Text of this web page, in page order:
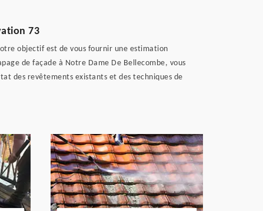
73
objectif est de vous fournir une estimation
de façade à Notre Dame De Bellecombe, vous
des revêtements existants et des techniques de